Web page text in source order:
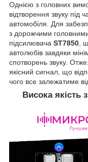
Однією з головних
відтворення звуку під
автомобіля. Для
з дорожчими
підсилювача ST7850,
автолюбів завдяки
спотворень звуку.
якісний сигнал, що
чого все залежатиме
Висока якість